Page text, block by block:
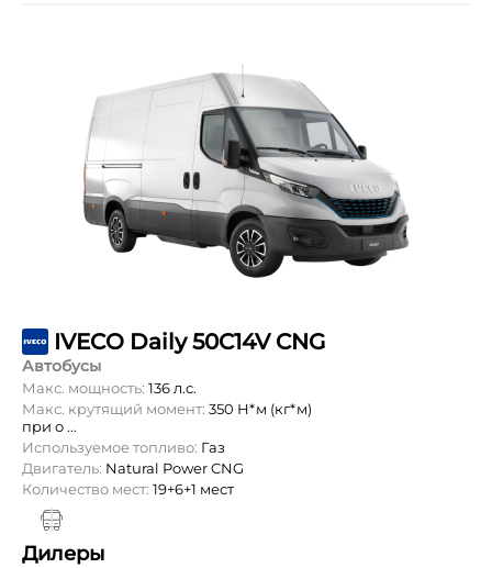
IVECO Daily 50C14V CNG
Автобусы
Макс. мощность: 136 л.с.
Макс. крутящий момент: 350 Н*м (кг*м)
при о ...
Используемое топливо: Газ
Двигатель: Natural Power CNG
Количество мест: 19+6+1 мест
Дилеры